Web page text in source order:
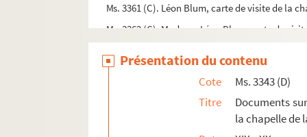
Ms. 3361 (C). Léon Blum, carte de visite de la
Ms. 3362 (C). Madame Léon Blum, carte de
Ms. 3366 (C). De Mongie, lettres autographes.
Présentation du contenu
Cote
Ms. 3343 (D)
Titre
Documents
la chapelle de